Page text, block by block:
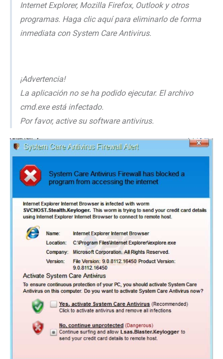
Internet Explorer, Mozilla Firefox, Outlook y otros
programas. Haga clic aquí para eliminarlo de forma
inmediata con System Care Antivirus.
¡Advertencia!
La aplicación no se ha podido ejecutar. El archivo
cmd.exe está infectado.
Por favor, active su software antivirus.